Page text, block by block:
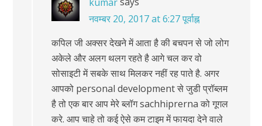
नवम्बर 20, 2017 at 6:27 पूर्वाह्न
कपिल जी अक्सर देखने में आता है की बचपन से जो लोग
अकेले और अलग थलग रहते है आगे चल कर वो
सोसाइटी में सबके साथ मिलकर नहीं रह पाते है. अगर
आपको personal development से जुडी प्रॉब्लम
है तो एक बार आप मेरे ब्लॉग sachhiprerna को गूगल
करे. आप चाहे तो कई ऐसे कम टाइम में फायदा देने वाले